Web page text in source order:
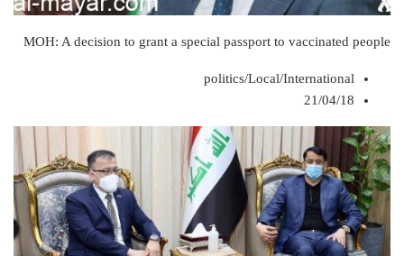
MOH: A decision to grant a special passport to vaccinated people
politics/Local/International
21/04/18